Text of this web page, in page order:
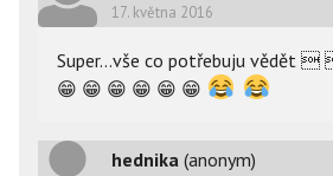
17. května 2016
Super...vše co potřebuju
😁 😁 😁 😁 😁 😁
hednika (anonym)